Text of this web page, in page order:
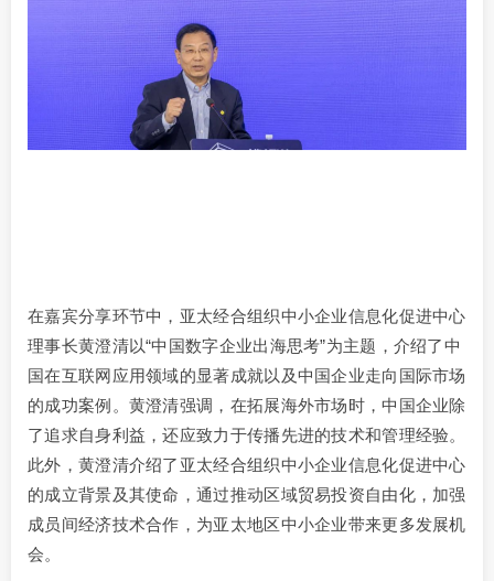
在嘉宾分享环节中，亚太经合组织中小企业信息化促进中心
理事长黄澄清以“中国数字企业出海思考”为主题，介绍了中
国在互联网应用领域的显著成就以及中国企业走向国际市场
的成功案例。黄澄清强调，在拓展海外市场时，中国企业除
了追求自身利益，还应致力于传播先进的技术和管理经验。
此外，黄澄清介绍了亚太经合组织中小企业信息化促进中心
的成立背景及其使命，通过推动区域贸易投资自由化，加强
成员间经济技术合作，为亚太地区中小企业带来更多发展机
会。